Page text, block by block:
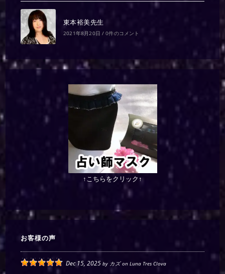
東本裕美先生
2021年8月20日 / 0件のコメント
↑こちらをクリック↑
お客様の声
Dec 15, 2025 by カズonLuna Tres Clova